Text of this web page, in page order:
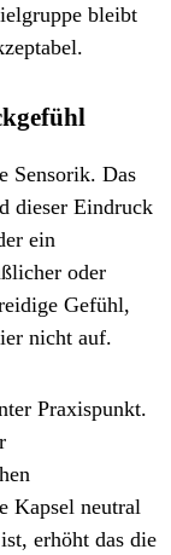
bleibt
Sensorik. Das
dieser Eindruck
ein
oder
Gefühl,
nicht auf.
Praxispunkt.
Kapsel neutral
erhöht das die